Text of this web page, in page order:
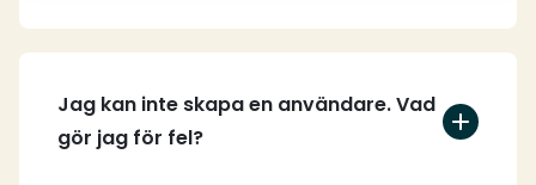
Jag kan inte skapa en användare. Vad
gör jag för fel?